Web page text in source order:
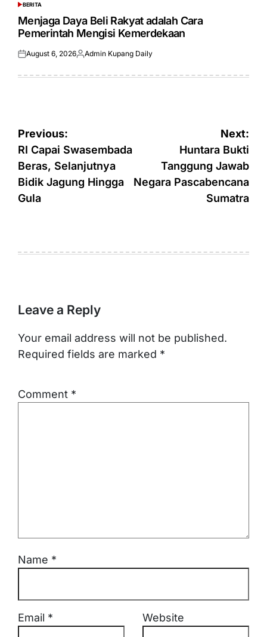
POSTED
IN
BERITA
Menjaga Daya Beli Rakyat adalah Cara
Pemerintah Mengisi Kemerdekaan
Posted
August 6, 2026Posted
Admin Kupang Daily
Post
navigation
Previous:
RI Capai Swasembada
Beras, Selanjutnya
Bidik Jagung Hingga
Gula
Next:
Huntara Bukti
Tanggung Jawab
Negara Pascabencana
Sumatra
Leave a Reply
Your email address will not be published.
Required fields are marked *
Comment *
Name *
Email * Website